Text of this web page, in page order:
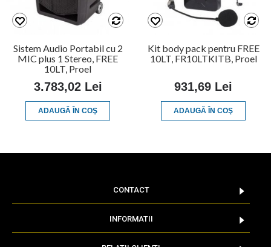
Sistem Audio Portabil cu 2
MIC plus 1 Stereo, FREE
10LT, Proel
3.783,02 Lei
ADAUGĂ ÎN COŞ
Kit body pack pentru FREE
10LT, FR10LTKITB, Proel
931,69 Lei
ADAUGĂ ÎN COŞ
CONTACT
INFORMATII